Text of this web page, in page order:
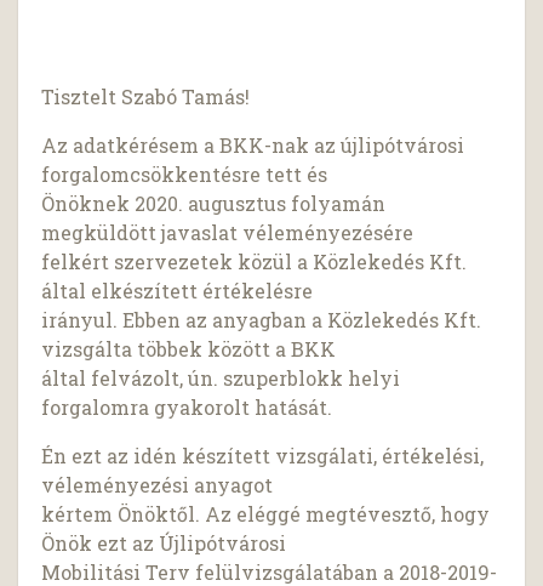
Tisztelt Szabó Tamás!
Az adatkérésem a BKK-nak az újlipótvárosi
forgalomcsökkentésre tett és
Önöknek 2020. augusztus folyamán
megküldött javaslat véleményezésére
felkért szervezetek közül a Közlekedés Kft.
által elkészített értékelésre
irányul. Ebben az anyagban a Közlekedés Kft.
vizsgálta többek között a BKK
által felvázolt, ún. szuperblokk helyi
forgalomra gyakorolt hatását.
Én ezt az idén készített vizsgálati, értékelési,
véleményezési anyagot
kértem Önöktől. Az eléggé megtévesztő, hogy
Önök ezt az Újlipótvárosi
Mobilitási Terv felülvizsgálatában a 2018-2019-